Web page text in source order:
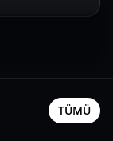
TÜMÜ
16
İzmir•